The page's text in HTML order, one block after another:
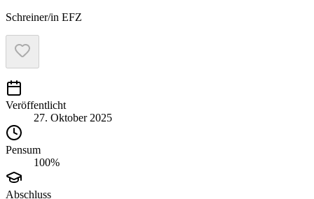
Schreiner/in EFZ
Veröffentlicht
27. Oktober 2025
Pensum
100%
Abschluss